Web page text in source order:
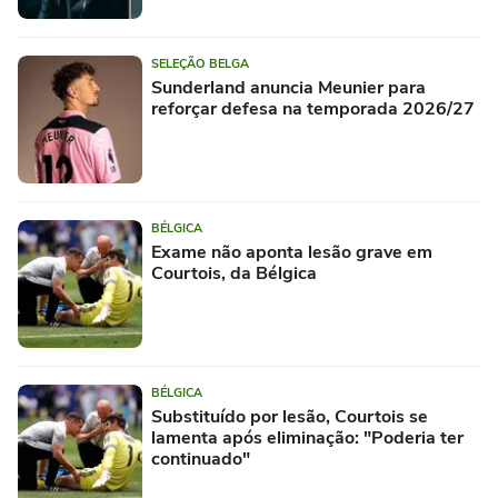
SELEÇÃO BELGA
Sunderland anuncia Meunier para
reforçar defesa na temporada 2026/27
BÉLGICA
Exame não aponta lesão grave em
Courtois, da Bélgica
BÉLGICA
Substituído por lesão, Courtois se
lamenta após eliminação: "Poderia ter
continuado"